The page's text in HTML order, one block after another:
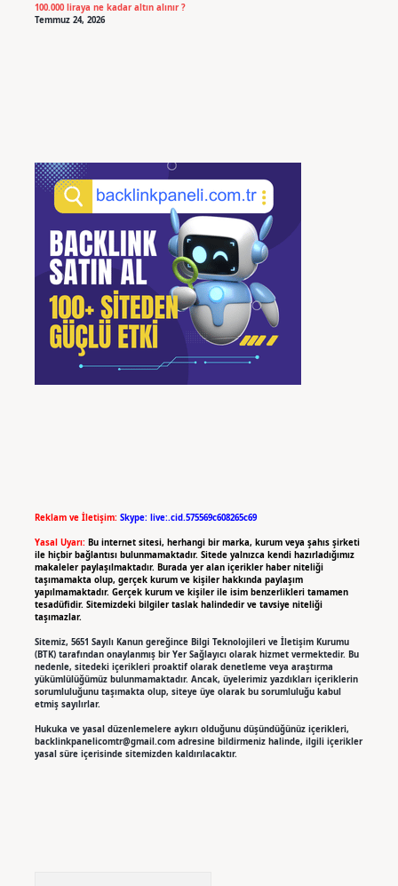
100.000 liraya ne kadar altın alınır ?
Temmuz 24, 2026
Reklam ve İletişim: Skype: live:.cid.575569c608265c69
Yasal Uyarı: Bu internet sitesi, herhangi bir marka, kurum veya şahıs şirketi
ile hiçbir bağlantısı bulunmamaktadır. Sitede yalnızca kendi hazırladığımız
makaleler paylaşılmaktadır. Burada yer alan içerikler haber niteliği
taşımamakta olup, gerçek kurum ve kişiler hakkında paylaşım
yapılmamaktadır. Gerçek kurum ve kişiler ile isim benzerlikleri tamamen
tesadüfidir. Sitemizdeki bilgiler taslak halindedir ve tavsiye niteliği
taşımazlar.
Sitemiz, 5651 Sayılı Kanun gereğince Bilgi Teknolojileri ve İletişim Kurumu
(BTK) tarafından onaylanmış bir Yer Sağlayıcı olarak hizmet vermektedir. Bu
nedenle, sitedeki içerikleri proaktif olarak denetleme veya araştırma
yükümlülüğümüz bulunmamaktadır. Ancak, üyelerimiz yazdıkları içeriklerin
sorumluluğunu taşımakta olup, siteye üye olarak bu sorumluluğu kabul
etmiş sayılırlar.
Hukuka ve yasal düzenlemelere aykırı olduğunu düşündüğünüz içerikleri,
backlinkpanelicomtr@gmail.comadresine bildirmeniz halinde, ilgili içerikler
yasal süre içerisinde sitemizden kaldırılacaktır.